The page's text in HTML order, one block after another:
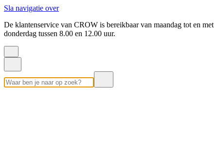
Sla navigatie over
De klantenservice van CROW is bereikbaar van maandag tot en met
donderdag tussen 8.00 en 12.00 uur.